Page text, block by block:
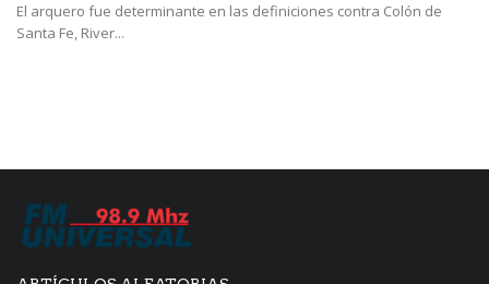
El arquero fue determinante en las definiciones contra Colón de
Santa Fe, River...